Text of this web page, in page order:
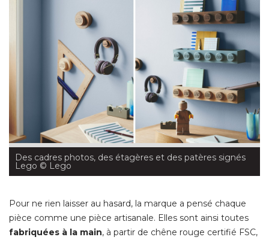
Des cadres photos, des étagères et des patères signés
Lego © Lego
Pour ne rien laisser au hasard, la marque a pensé chaque
pièce comme une pièce artisanale. Elles sont ainsi toutes
fabriquées à la main, à partir de chêne rouge certifié FSC,